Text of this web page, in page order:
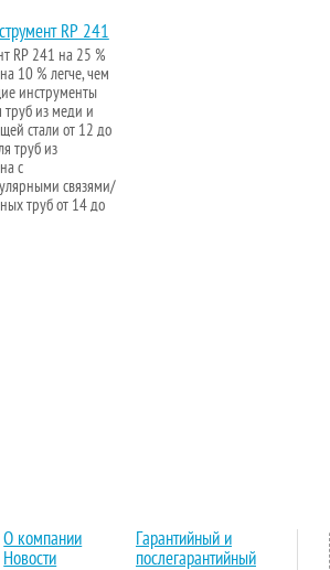
RP 241
RP 241 на 25 %
10 % легче, чем
инструменты
труб из меди и
стали от 12 до
труб из
с
связями/
труб от 14 до
О компании
Новости
Гарантийный и
послегарантийный